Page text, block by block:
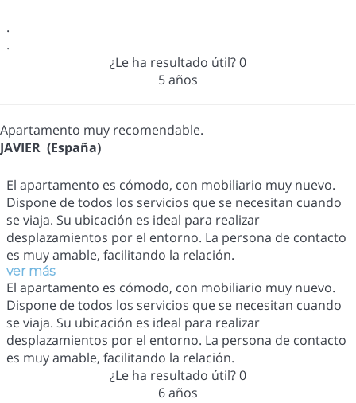
.
.
¿Le ha resultado útil?0
5 años
Apartamento muy recomendable.
JAVIER (España)
El apartamento es cómodo, con mobiliario muy nuevo.
Dispone de todos los servicios que se necesitan cuando
se viaja. Su ubicación es ideal para realizar
desplazamientos por el entorno. La persona de contacto
es muy amable, facilitando la relación.
ver más
El apartamento es cómodo, con mobiliario muy nuevo.
Dispone de todos los servicios que se necesitan cuando
se viaja. Su ubicación es ideal para realizar
desplazamientos por el entorno. La persona de contacto
es muy amable, facilitando la relación.
¿Le ha resultado útil?0
6 años